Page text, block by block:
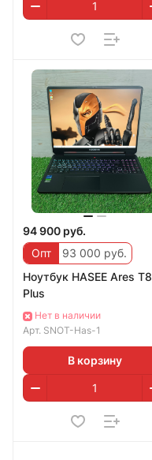
94 900 руб.
Опт
93 000 руб.
Ноутбук HASEE Ares T8
Plus
Нет в наличии
Арт. SNOT-Has-1
В корзину